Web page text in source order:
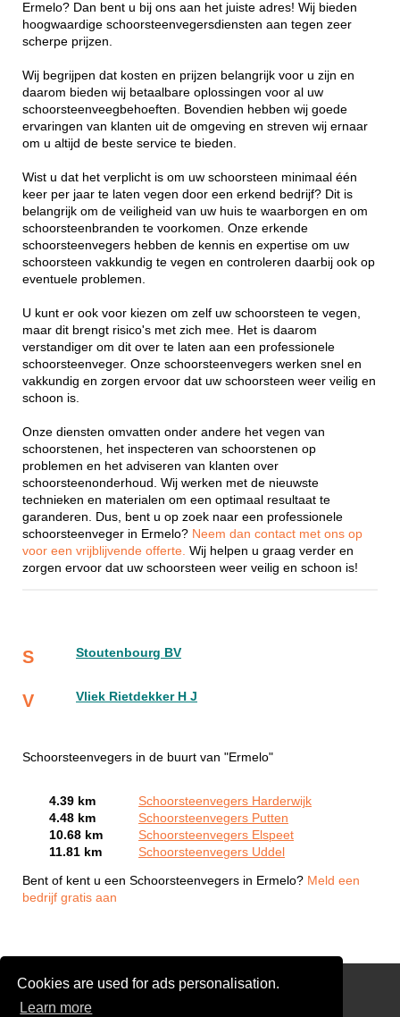
Cookies are used for ads personalisation.
Learn more
Ermelo? Dan bent u bij ons aan het juiste adres! Wij bieden
hoogwaardige schoorsteenvegersdiensten aan tegen zeer
scherpe prijzen.
Wij begrijpen dat kosten en prijzen belangrijk voor u zijn en
daarom bieden wij betaalbare oplossingen voor al uw
schoorsteenveegbehoeften. Bovendien hebben wij goede
ervaringen van klanten uit de omgeving en streven wij ernaar
om u altijd de beste service te bieden.
Wist u dat het verplicht is om uw schoorsteen minimaal één
keer per jaar te laten vegen door een erkend bedrijf? Dit is
belangrijk om de veiligheid van uw huis te waarborgen en om
schoorsteenbranden te voorkomen. Onze erkende
schoorsteenvegers hebben de kennis en expertise om uw
schoorsteen vakkundig te vegen en controleren daarbij ook op
eventuele problemen.
U kunt er ook voor kiezen om zelf uw schoorsteen te vegen,
maar dit brengt risico's met zich mee. Het is daarom
verstandiger om dit over te laten aan een professionele
schoorsteenveger. Onze schoorsteenvegers werken snel en
vakkundig en zorgen ervoor dat uw schoorsteen weer veilig en
schoon is.
Onze diensten omvatten onder andere het vegen van
schoorstenen, het inspecteren van schoorstenen op
problemen en het adviseren van klanten over
schoorsteenonderhoud. Wij werken met de nieuwste
technieken en materialen om een optimaal resultaat te
garanderen. Dus, bent u op zoek naar een professionele
schoorsteenveger in Ermelo? Neem dan contact met ons op
voor een vrijblijvende offerte. Wij helpen u graag verder en
zorgen ervoor dat uw schoorsteen weer veilig en schoon is!
S Stoutenbourg BV
V Vliek Rietdekker H J
Schoorsteenvegers in de buurt van "Ermelo"
4.39 km
Schoorsteenvegers Harderwijk
4.48 km
Schoorsteenvegers Putten
10.68 km
Schoorsteenvegers Elspeet
11.81 km
Schoorsteenvegers Uddel
Bent of kent u een Schoorsteenvegers in Ermelo? Meld een
bedrijf gratis aan
Reinigen Schoorsteen